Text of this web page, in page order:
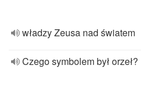
władzy Zeusa nad światem
Czego symbolem był orzeł?